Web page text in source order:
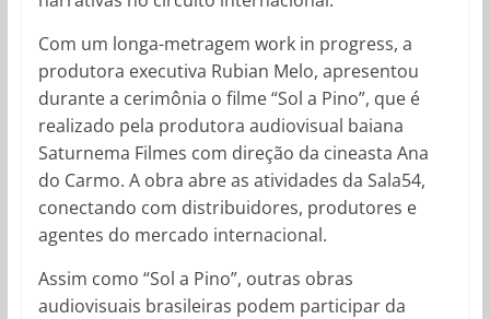
Com um longa-metragem work in progress, a
produtora executiva Rubian Melo, apresentou
durante a cerimônia o filme “Sol a Pino”, que é
realizado pela produtora audiovisual baiana
Saturnema Filmes com direção da cineasta Ana
do Carmo. A obra abre as atividades da Sala54,
conectando com distribuidores, produtores e
agentes do mercado internacional.
Assim como “Sol a Pino”, outras obras
audiovisuais brasileiras podem participar da